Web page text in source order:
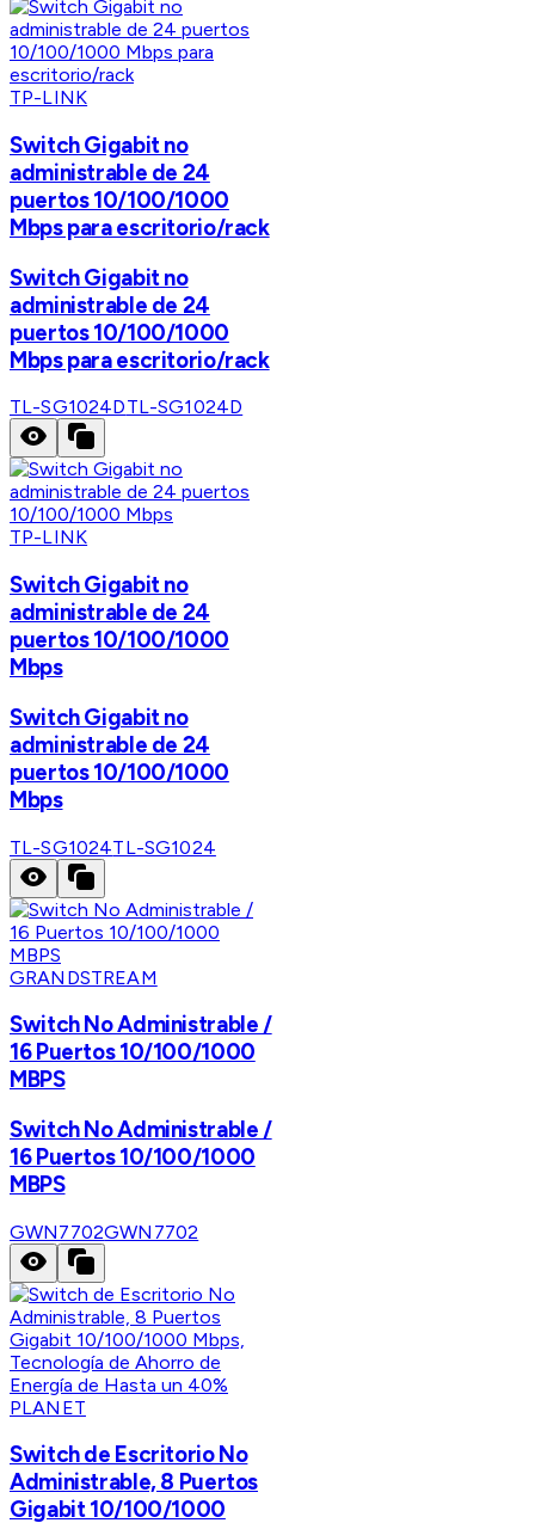
TP-LINK
Switch Gigabit no
administrable de 24
puertos 10/100/1000
Mbps para escritorio/rack
Switch Gigabit no
administrable de 24
puertos 10/100/1000
Mbps para escritorio/rack
TL-SG1024DTL-SG1024D
TP-LINK
Switch Gigabit no
administrable de 24
puertos 10/100/1000
Mbps
Switch Gigabit no
administrable de 24
puertos 10/100/1000
Mbps
TL-SG1024TL-SG1024
GRANDSTREAM
Switch No Administrable /
16 Puertos 10/100/1000
MBPS
Switch No Administrable /
16 Puertos 10/100/1000
MBPS
GWN7702GWN7702
PLANET
Switch de Escritorio No
Administrable, 8 Puertos
Gigabit 10/100/1000